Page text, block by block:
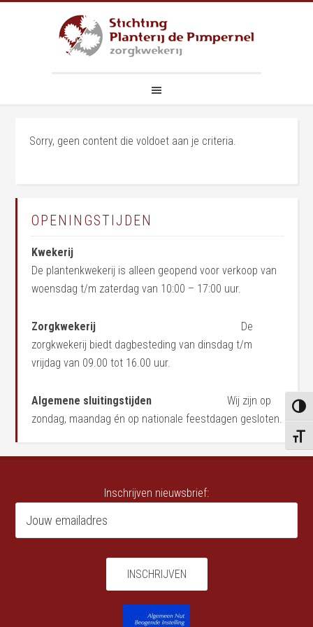
Sorry, geen content die voldoet aan je criteria.
OPENINGSTIJDEN
Kwekerij
De plantenkwekerij is alleen geopend voor verkoop van
woensdag t/m zaterdag van 10:00 – 17:00 uur.
Zorgkwekerij De
zorgkwekerij biedt dagbesteding van dinsdag t/m
vrijdag van 09.00 tot 16.00 uur.
Algemene sluitingstijdenWij zijn op
zondag, maandag én op nationale feestdagen gesloten.
Inschrijven nieuwsbrief: